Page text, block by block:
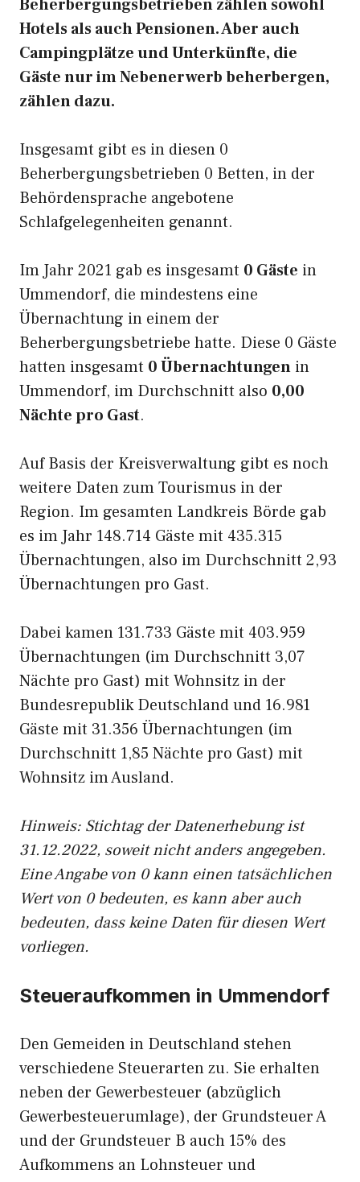
Beherbergungsbetrieben zählen sowohl
Hotels als auch Pensionen. Aber auch
Campingplätze und Unterkünfte, die
Gäste nur im Nebenerwerb beherbergen,
zählen dazu.
Insgesamt gibt es in diesen 0
Beherbergungsbetrieben 0 Betten, in der
Behördensprache angebotene
Schlafgelegenheiten genannt.
Im Jahr 2021 gab es insgesamt 0 Gäste in
Ummendorf, die mindestens eine
Übernachtung in einem der
Beherbergungsbetriebe hatte. Diese 0 Gäste
hatten insgesamt 0 Übernachtungen in
Ummendorf, im Durchschnitt also 0,00
Nächte pro Gast.
Auf Basis der Kreisverwaltung gibt es noch
weitere Daten zum Tourismus in der
Region. Im gesamten Landkreis Börde gab
es im Jahr 148.714 Gäste mit 435.315
Übernachtungen, also im Durchschnitt 2,93
Übernachtungen pro Gast.
Dabei kamen 131.733 Gäste mit 403.959
Übernachtungen (im Durchschnitt 3,07
Nächte pro Gast) mit Wohnsitz in der
Bundesrepublik Deutschland und 16.981
Gäste mit 31.356 Übernachtungen (im
Durchschnitt 1,85 Nächte pro Gast) mit
Wohnsitz im Ausland.
Hinweis: Stichtag der Datenerhebung ist
31.12.2022, soweit nicht anders angegeben.
Eine Angabe von 0 kann einen tatsächlichen
Wert von 0 bedeuten, es kann aber auch
bedeuten, dass keine Daten für diesen Wert
vorliegen.
Steueraufkommen in Ummendorf
Den Gemeiden in Deutschland stehen
verschiedene Steuerarten zu. Sie erhalten
neben der Gewerbesteuer (abzüglich
Gewerbesteuerumlage), der Grundsteuer A
und der Grundsteuer B auch 15% des
Aufkommens an Lohnsteuer und